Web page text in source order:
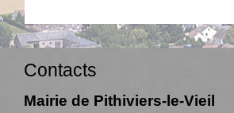
Contacts
Mairie de Pithiviers-le-Vieil